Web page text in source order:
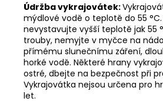
Údržba vykrajovátek:
mýdlové vodě o teplotě do 55
nevystavujte vyšší teplotě jak 55
trouby, nemyjte v myčce na
přímému slunečnímu záření,
horké vodě. Některé hrany
ostré, dbejte na bezpečnost při
Vykrajovátka nejsou určena pro
let.